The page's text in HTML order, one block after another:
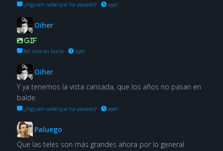
¿Alguien sabe qué ha pasado?· ayer
Oiher
GIF
Mi vida en bucle· ayer
Oiher
Y ya tenemos la vista cansada, que los años no pasan en
balde.
¿Alguien sabe qué ha pasado?· ayer
Paluego
Que las teles son más grandes ahora por lo general